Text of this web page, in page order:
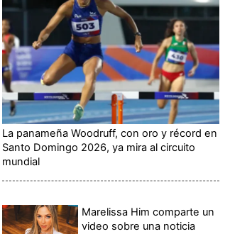
La panameña Woodruff, con oro y récord en
Santo Domingo 2026, ya mira al circuito
mundial
Marelissa Him comparte un
video sobre una noticia